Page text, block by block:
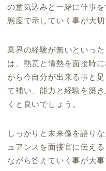
の意気込みと一緒に仕事
態度で示していく事が大切
業界の経験が無いといっ
は、熱意と情熱を面接時
がら今自分が出来る事と
て補い、能力と経験を築
くと良いでしょう。
しっかりと未来像を語り
ュアンスを面接官に伝え
ながら答えていく事が大事